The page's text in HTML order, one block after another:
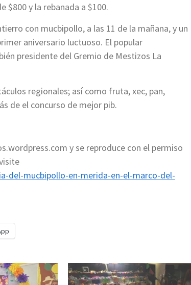
$800 y la rebanada a $100.
con mucbipollo, a las 11 de la mañana, y un
aniversario luctuoso. El popular
presidente del Gremio de Mestizos La
regionales; así como fruta, xec, pan,
de el concurso de mejor pib.
y se reproduce con el permiso
del-mucbipollo-en-merida-en-el-marco-del-